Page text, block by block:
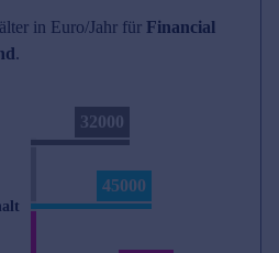
in Euro/Jahr für Financial
.
32000
45000